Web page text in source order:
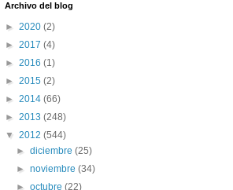
Archivo del blog
► 2020 (2)
► 2017 (4)
► 2016 (1)
► 2015 (2)
► 2014 (66)
► 2013 (248)
▼ 2012 (544)
►diciembre(25)
►noviembre(34)
►octubre(22)